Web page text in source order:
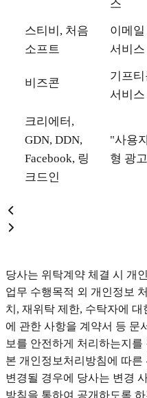
스
스티비, 처음
소프트
이메
서비스
비즈콘
기프
서비스
크리에터,
GDN, DDN,
Facebook, 링
크드인
"사용
형 광고
당사는 위탁계약 체결 시 개
업무 수행목적 외 개인정보
치, 재위탁 제한, 수탁자에
에 관한 사항을 계약서 등 문
보를 안전하게 처리하는지
본 개인정보처리방침에 따
변경될 경우에 당사는 변경
방침을 통하여 공개하도록